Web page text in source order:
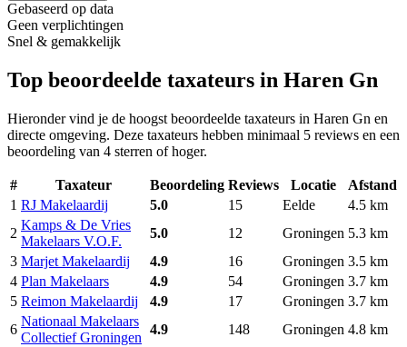
Gebaseerd op data
Geen verplichtingen
Snel & gemakkelijk
Top beoordeelde taxateurs in Haren Gn
Hieronder vind je de hoogst beoordeelde taxateurs in Haren Gn en
directe omgeving. Deze taxateurs hebben minimaal 5 reviews en een
beoordeling van 4 sterren of hoger.
# Taxateur Beoordeling Reviews Locatie
Afstand
1 RJ Makelaardij 5.0 15 Eelde
4.5 km
2
Kamps & De Vries
Makelaars V.O.F.
5.0 12 Groningen 5.3 km
3 Marjet Makelaardij 4.9 16 Groningen 3.5 km
4 Plan Makelaars 4.9 54 Groningen 3.7 km
5 Reimon Makelaardij 4.9 17 Groningen 3.7 km
6
Nationaal Makelaars
Collectief Groningen
4.9 148 Groningen 4.8 km